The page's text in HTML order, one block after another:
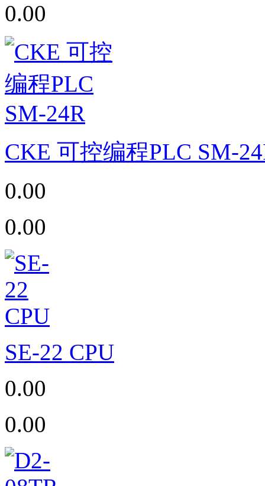
0.00
CKE 可控编程PLC SM-
0.00
0.00
SE-22 CPU
0.00
0.00